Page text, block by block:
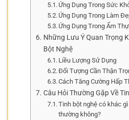
Ứng Dụng Trong Sức
Ứng Dụng Trong Làm
Ứng Dụng Trong Ẩm
Những Lưu Ý Quan Trọng
Bột Nghệ
Liều Lượng Sử Dụng
Đối Tượng Cần Thận
Cách Tăng Cường Hấp
Câu Hỏi Thường Gặp Về
Tinh bột nghệ có khác
thường không?